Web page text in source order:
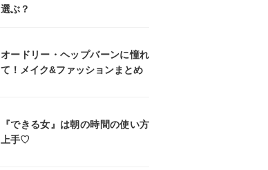
選ぶ？
オードリー・ヘップバーンに憧れ
て！メイク&ファッションまとめ
『できる女』は朝の時間の使い方
上手♡